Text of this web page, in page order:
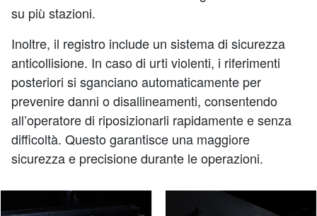
su più stazioni.
Inoltre, il registro include un sistema di sicurezza
anticollisione. In caso di urti violenti, i riferimenti
posteriori si sganciano automaticamente per
prevenire danni o disallineamenti, consentendo
all’operatore di riposizionarli rapidamente e senza
difficoltà. Questo garantisce una maggiore
sicurezza e precisione durante le operazioni.